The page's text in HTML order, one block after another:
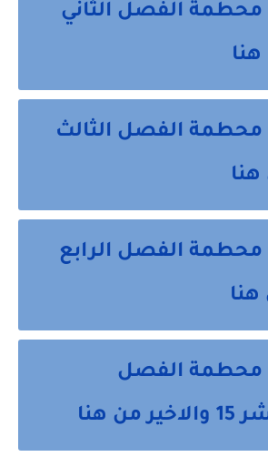
محطمة الفصل الثاني
محطمة الفصل الثالث
محطمة الفصل الرابع
محطمة الفصل
هنا